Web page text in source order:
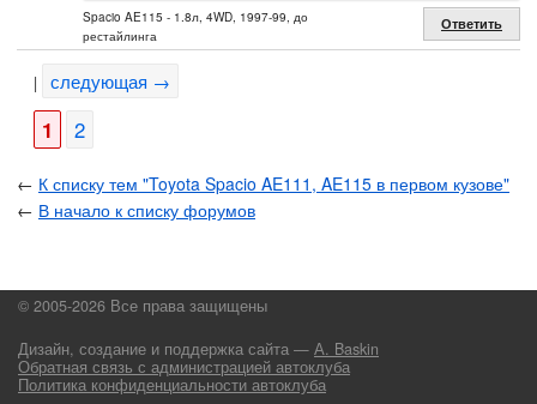
Spacio AE115 - 1.8л, 4WD, 1997-99, до
рестайлинга
Ответить
| следующая →
1 2
← К списку тем "Toyota Spacio AE111, AE115 в первом кузове"
← В начало к списку форумов
© 2005-2026 Все права защищены
Дизайн, создание и поддержка сайта — А. Baskin
Обратная связь с администрацией автоклуба
Политика конфиденциальности автоклуба